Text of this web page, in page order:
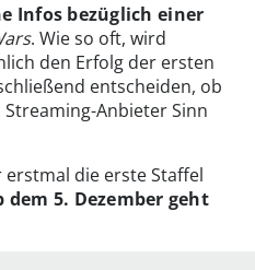
Infos bezüglich einer
. Wie so oft, wird
den Erfolg der ersten
entscheiden, ob
Anbieter Sinn
die erste Staffel
dem 5. Dezember geht